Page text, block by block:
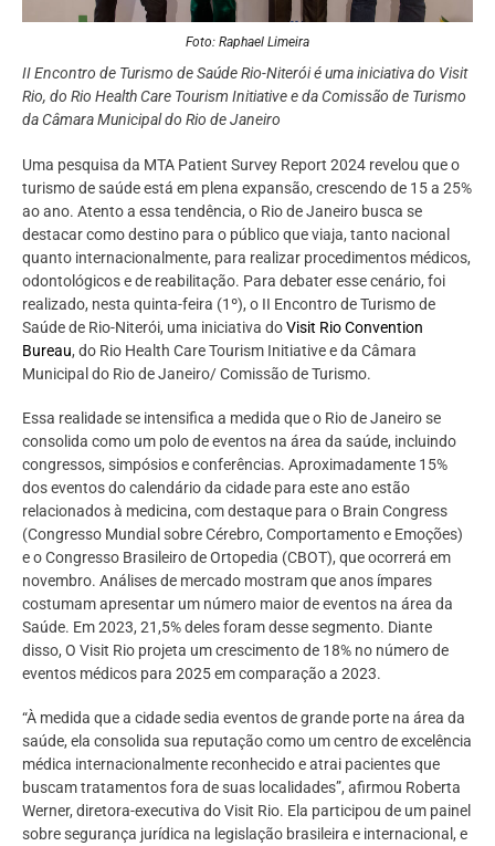
Foto: Raphael Limeira
II Encontro de Turismo de Saúde Rio-Niterói é uma iniciativa do Visit
Rio, do Rio Health Care Tourism Initiative e da Comissão de Turismo
da Câmara Municipal do Rio de Janeiro
Uma pesquisa da MTA Patient Survey Report 2024 revelou que o
turismo de saúde está em plena expansão, crescendo de 15 a 25%
ao ano. Atento a essa tendência, o Rio de Janeiro busca se
destacar como destino para o público que viaja, tanto nacional
quanto internacionalmente, para realizar procedimentos médicos,
odontológicos e de reabilitação. Para debater esse cenário, foi
realizado, nesta quinta-feira (1º), o II Encontro de Turismo de
Saúde de Rio-Niterói, uma iniciativa doVisit Rio Convention
Bureau, do Rio Health Care Tourism Initiative e da Câmara
Municipal do Rio de Janeiro/ Comissão de Turismo.
Essa realidade se intensifica a medida que o Rio de Janeiro se
consolida como um polo de eventos na área da saúde, incluindo
congressos, simpósios e conferências. Aproximadamente 15%
dos eventos do calendário da cidade para este ano estão
relacionados à medicina, com destaque para o Brain Congress
(Congresso Mundial sobre Cérebro, Comportamento e Emoções)
e o Congresso Brasileiro de Ortopedia (CBOT), que ocorrerá em
novembro. Análises de mercado mostram que anos ímpares
costumam apresentar um número maior de eventos na área da
Saúde. Em 2023, 21,5% deles foram desse segmento. Diante
disso, O Visit Rio projeta um crescimento de 18% no número de
eventos médicos para 2025 em comparação a 2023.
“À medida que a cidade sedia eventos de grande porte na área da
saúde, ela consolida sua reputação como um centro de excelência
médica internacionalmente reconhecido e atrai pacientes que
buscam tratamentos fora de suas localidades”, afirmou Roberta
Werner, diretora-executiva do Visit Rio. Ela participou de um painel
sobre segurança jurídica na legislação brasileira e internacional, e